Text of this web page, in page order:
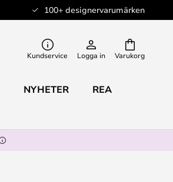
100+ designervarumärken
Varukorg
Kundservice Logga in
NYHETER REA